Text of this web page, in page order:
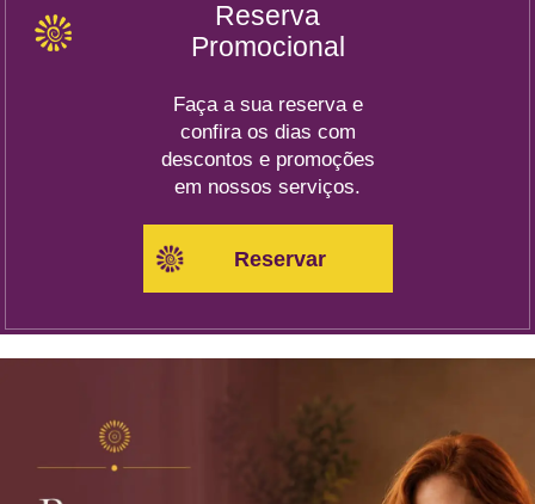
Reserva
Promocional
Faça a sua reserva e
confira os dias com
descontos e promoções
em nossos serviços.
Reservar